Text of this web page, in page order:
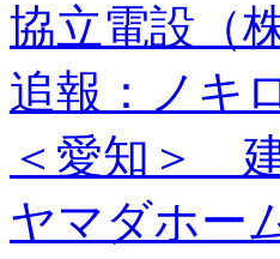
協立電設（
追報：ノキ
＜愛知＞
ヤマダホー